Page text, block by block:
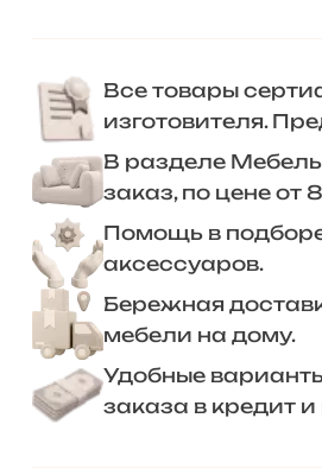
Все товары
изготовителя.
В разделе Мебель
заказ, по цене от
Помощь в
аксессуаров.
Бережная
мебели на дому.
Удобные
заказа в кредит